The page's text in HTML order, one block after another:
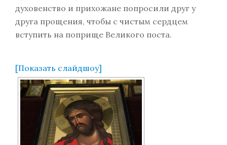
духовенство и прихожане попросили друг у
друга прощения, чтобы с чистым сердцем
вступить на поприще Великого поста.
[Показать слайдшоу]